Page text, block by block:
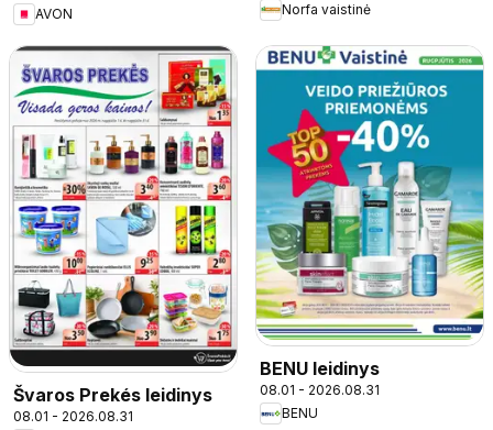
AVON
Norfa vaistinė
Švaros Prekés leidinys
08.01 - 2026.08.31
BENU leidinys
08.01 - 2026.08.31
BENU